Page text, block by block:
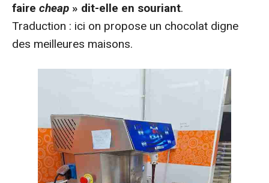
faire cheap » dit-elle en souriant.
Traduction : ici on propose un chocolat digne
des meilleures maisons.